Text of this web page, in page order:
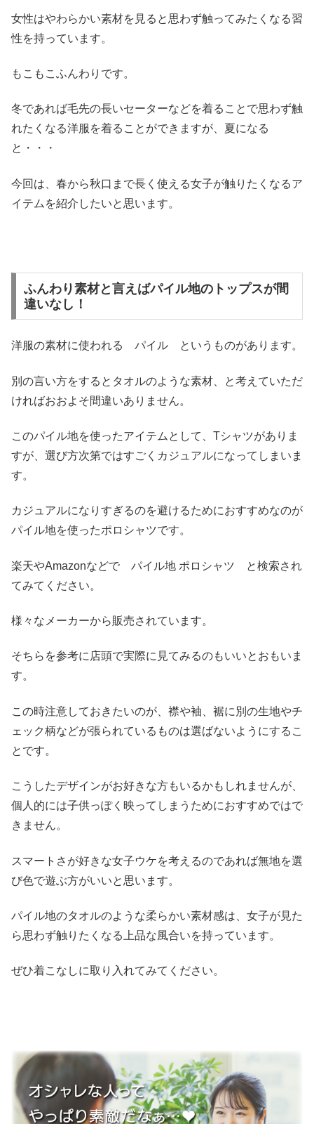
女性はやわらかい素材を見ると思わず触ってみたくなる習
性を持っています。
もこもこふんわりです。
冬であれば毛先の長いセーターなどを着ることで思わず触
れたくなる洋服を着ることができますが、夏になる
と・・・
今回は、春から秋口まで長く使える女子が触りたくなるア
イテムを紹介したいと思います。
ふんわり素材と言えばパイル地のトップスが間
違いなし！
洋服の素材に使われる パイル というものがあります。
別の言い方をするとタオルのような素材、と考えていただ
ければおおよそ間違いありません。
このパイル地を使ったアイテムとして、Tシャツがありま
すが、選び方次第ではすごくカジュアルになってしまいま
す。
カジュアルになりすぎるのを避けるためにおすすめなのが
パイル地を使ったポロシャツです。
楽天やAmazonなどで パイル地 ポロシャツ と検索され
てみてください。
様々なメーカーから販売されています。
そちらを参考に店頭で実際に見てみるのもいいとおもいま
す。
この時注意しておきたいのが、襟や袖、裾に別の生地やチ
ェック柄などが張られているものは選ばないようにするこ
とです。
こうしたデザインがお好きな方もいるかもしれませんが、
個人的には子供っぽく映ってしまうためにおすすめではで
きません。
スマートさが好きな女子ウケを考えるのであれば無地を選
び色で遊ぶ方がいいと思います。
パイル地のタオルのような柔らかい素材感は、女子が見た
ら思わず触りたくなる上品な風合いを持っています。
ぜひ着こなしに取り入れてみてください。